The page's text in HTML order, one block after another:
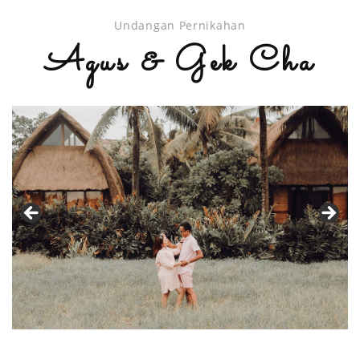
Undangan Pernikahan
Agus & Gek Cha